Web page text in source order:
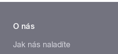
O nás
Jak nás naladíte